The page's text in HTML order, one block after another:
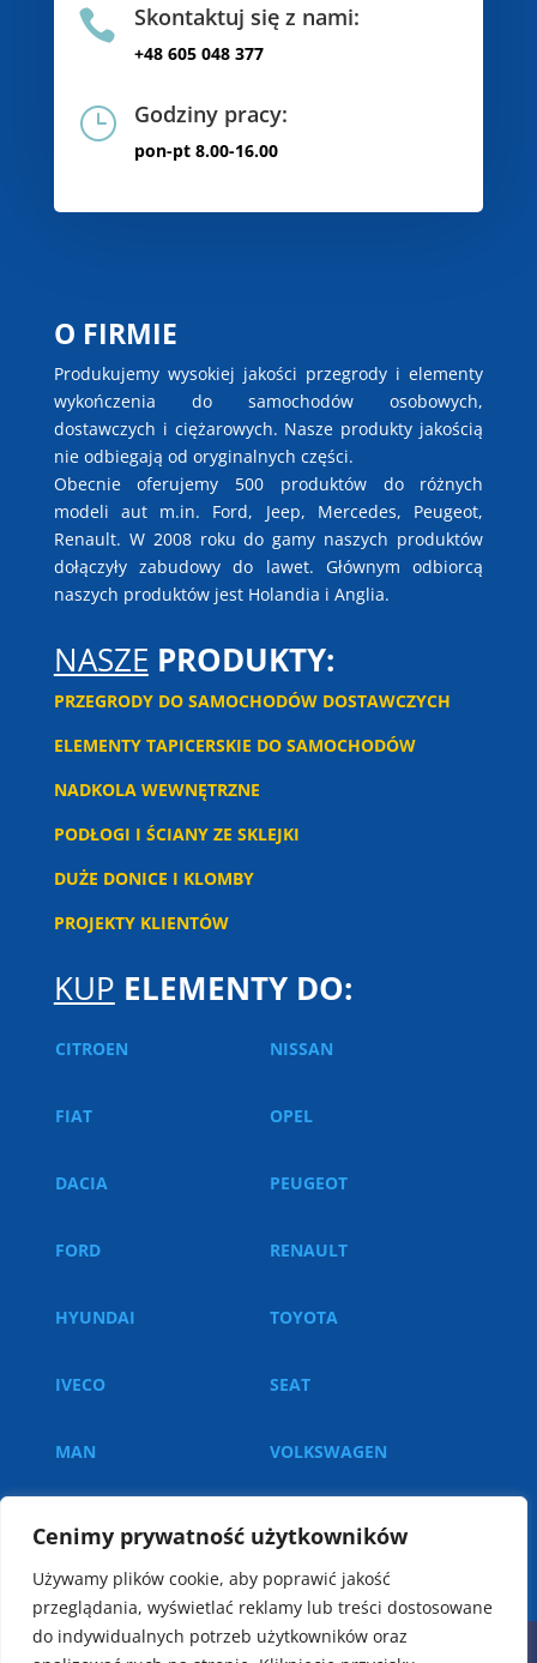
Cenimy prywatność użytkowników
Używamy plików cookie, aby poprawić jakość
przeglądania, wyświetlać reklamy lub treści dostosowane
do indywidualnych potrzeb użytkowników oraz
 Skontaktuj się z nami:
+48 605 048 377
} Godziny pracy:
pon-pt 8.00-16.00
O FIRMIE
Produkujemy wysokiej jakości przegrody i elementy
wykończenia do samochodów osobowych,
dostawczych i ciężarowych. Nasze produkty jakością
nie odbiegają od oryginalnych części.
Obecnie oferujemy 500 produktów do różnych
modeli aut m.in. Ford, Jeep, Mercedes, Peugeot,
Renault. W 2008 roku do gamy naszych produktów
dołączyły zabudowy do lawet. Głównym odbiorcą
naszych produktów jest Holandia i Anglia.
NASZE PRODUKTY:
PRZEGRODY DO SAMOCHODÓW DOSTAWCZYCH
ELEMENTY TAPICERSKIE DO SAMOCHODÓW
NADKOLA WEWNĘTRZNE
PODŁOGI I ŚCIANY ZE SKLEJKI
DUŻE DONICE I KLOMBY
PROJEKTY KLIENTÓW
KUP ELEMENTY DO:
CITROEN NISSAN
FIAT OPEL
DACIA PEUGEOT
FORD RENAULT
HYUNDAI TOYOTA
IVECO SEAT
MAN VOLKSWAGEN